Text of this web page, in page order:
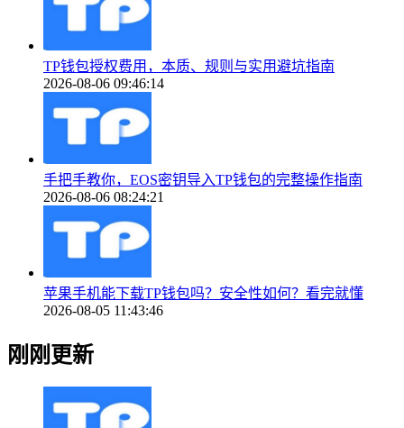
TP钱包授权费用，本质、规则与实用避坑指南
2026-08-06 09:46:14
手把手教你，EOS密钥导入TP钱包的完整操作指南
2026-08-06 08:24:21
苹果手机能下载TP钱包吗？安全性如何？看完就懂
2026-08-05 11:43:46
刚刚更新